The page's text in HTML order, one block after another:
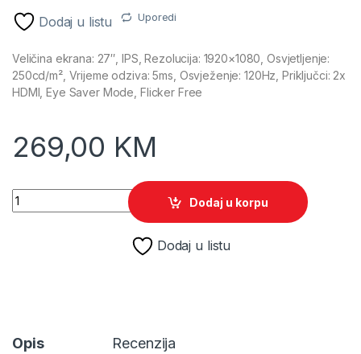
Dodaj u listu Uporedi
Veličina ekrana: 27″, IPS, Rezolucija: 1920×1080, Osvjetljenje:
250cd/m², Vrijeme odziva: 5ms, Osvježenje: 120Hz, Priključci: 2x
HDMI, Eye Saver Mode, Flicker Free
269,00 KM
27" SAMSUNG Essential S3 LS27F320GAUXEN 120Hz
Dodaj u korpu
Dodaj u listu
Opis Recenzija